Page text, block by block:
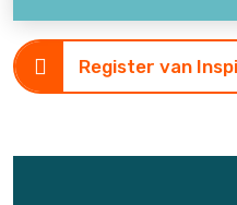
Register van